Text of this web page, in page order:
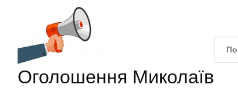
Оголошення Миколаїв